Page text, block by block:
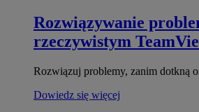
Rozwiązywanie
rzeczywistym
Rozwiązuj problemy, zanim dotkną
Dowiedz się więcej